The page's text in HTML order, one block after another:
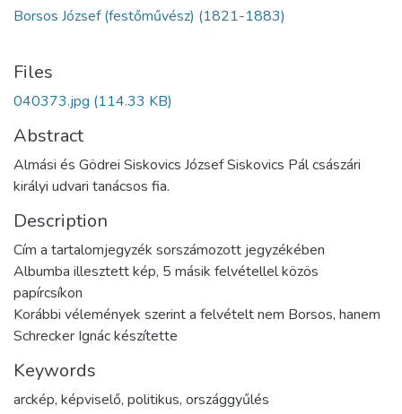
Borsos József (festőművész) (1821-1883)
Files
040373.jpg (114.33 KB)
Abstract
Almási és Gödrei Siskovics József Siskovics Pál császári
királyi udvari tanácsos fia.
Description
Cím a tartalomjegyzék sorszámozott jegyzékében
Albumba illesztett kép, 5 másik felvétellel közös
papírcsíkon
Korábbi vélemények szerint a felvételt nem Borsos, hanem
Schrecker Ignác készítette
Keywords
arckép, képviselő, politikus, országgyűlés